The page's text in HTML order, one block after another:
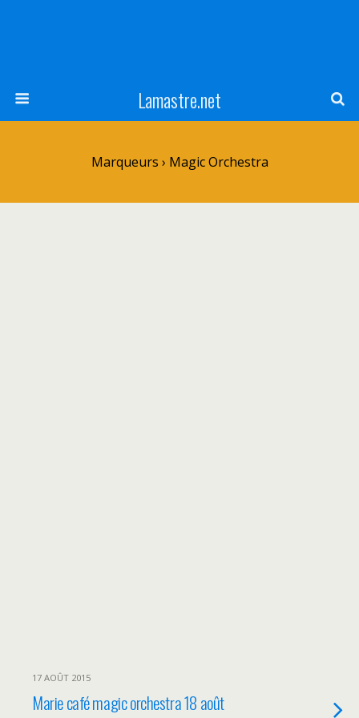
Lamastre.net
Marqueurs › Magic Orchestra
17 AOÛT 2015
Marie café magic orchestra 18 août